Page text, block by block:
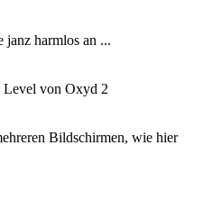
janz harmlos an ...
Level von Oxyd 2
Bildschirmen, wie hier